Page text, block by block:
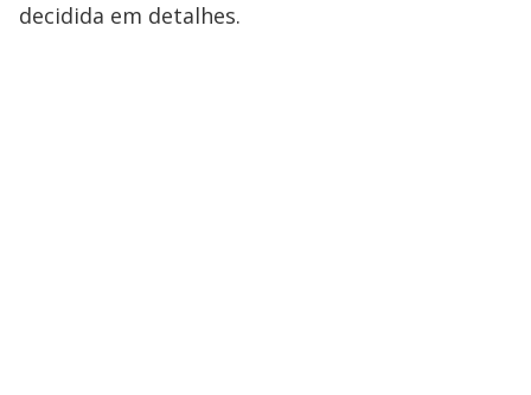
decidida em detalhes.